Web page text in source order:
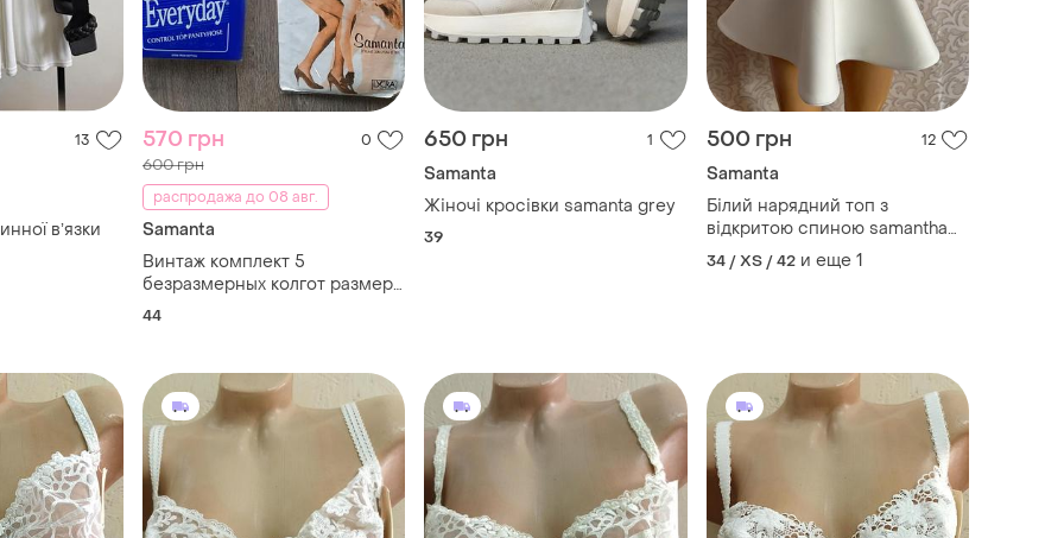
13
вʼязки
570 грн 0
600 грн
распродажа до 08 авг.
Samanta
Винтаж комплект 5
безразмерных колгот размер
2/s/м разных цветов
44
650 грн 1
Samanta
Жіночі кросівки samanta grey
39
500 грн 12
Samanta
Білий нарядний топ з
відкритою спиною samantha
chong 🛍️1+1=3🛍️
34 / XS / 42 и еще 1